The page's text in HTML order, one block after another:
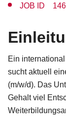
JOB ID
Ein
sucht aktuell
(m/w/d). Das
Gehalt viel